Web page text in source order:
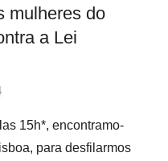
mulheres do
a Lei
r
p
15h*, encontramo-
para desfilarmos